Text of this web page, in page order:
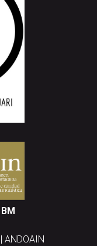
ANDOAIN